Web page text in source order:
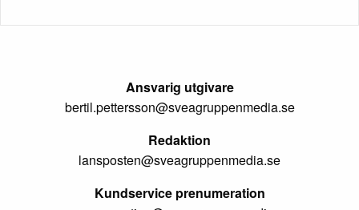
Ansvarig utgivare
bertil.pettersson@sveagruppenmedia.se
Redaktion
lansposten@sveagruppenmedia.se
Kundservice prenumeration